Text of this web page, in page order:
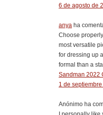
6 de agosto de
anya ha
Choose
most versatile
for dressing up
formal than a
Sandman 2022
1 de
Anónimo ha